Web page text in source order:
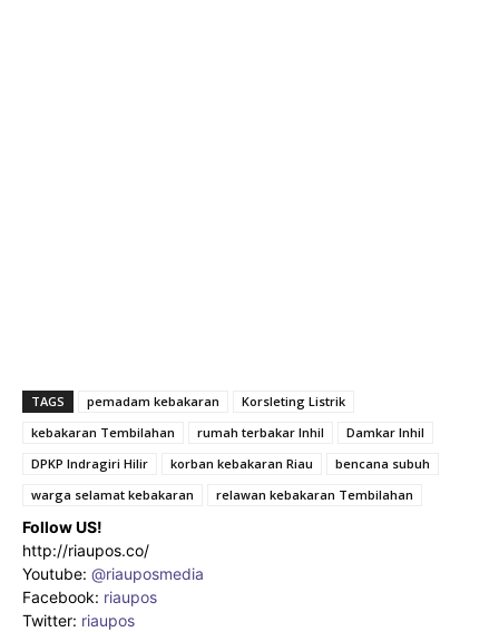
TAGS pemadam kebakaran
Korsleting Listrik
kebakaran Tembilahan
rumah terbakar Inhil
Damkar Inhil
DPKP Indragiri Hilir
korban kebakaran Riau
bencana subuh
warga selamat kebakaran
relawan kebakaran Tembilahan
Follow US!
http://riaupos.co/
Youtube: @riauposmedia
Facebook: riaupos
Twitter: riaupos